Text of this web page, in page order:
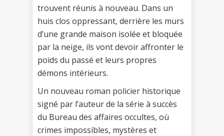
trouvent réunis à nouveau. Dans un
huis clos oppressant, derrière les murs
d’une grande maison isolée et bloquée
par la neige, ils vont devoir affronter le
poids du passé et leurs propres
démons intérieurs.
Un nouveau roman policier historique
signé par l’auteur de la série à succès
du Bureau des affaires occultes, où
crimes impossibles, mystères et